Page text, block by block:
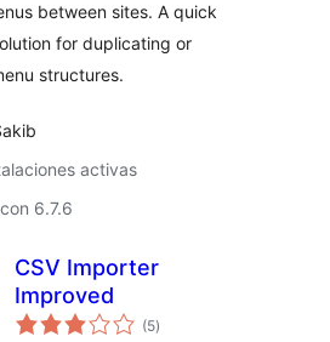
between sites. A quick
for duplicating or
structures.
activas
6.7.6
CSV Importer
Improved
(5total
de
)